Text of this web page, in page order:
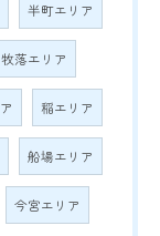
半町エリア
牧落エリア
稲エリア
船場エリア
今宮エリア